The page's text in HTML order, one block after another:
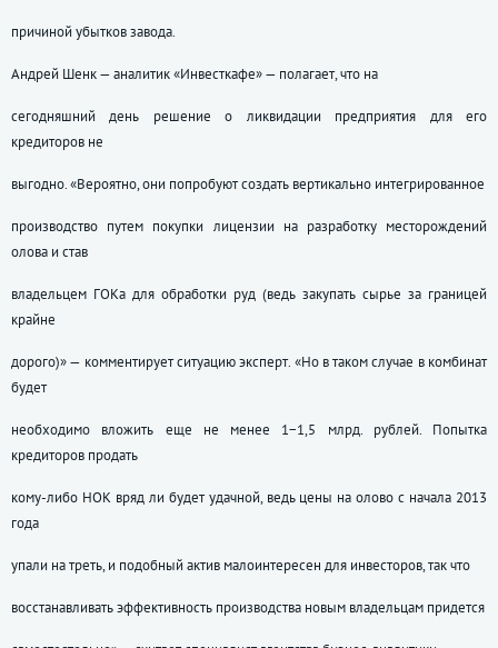
причиной убытков завода.
Андрей Шенк — аналитик «Инвесткафе» — полагает, что на
сегодняшний день решение о ликвидации предприятия для его
кредиторов не
выгодно. «Вероятно, они попробуют создать вертикально интегрированное
производство путем покупки лицензии на разработку месторождений
олова и став
владельцем ГОКа для обработки руд (ведь закупать сырье за границей
крайне
дорого)» — комментирует ситуацию эксперт. «Но в таком случае в комбинат
будет
необходимо вложить еще не менее 1−1,5 млрд. рублей. Попытка
кредиторов продать
кому-либо НОК вряд ли будет удачной, ведь цены на олово с начала 2013
года
упали на треть, и подобный актив малоинтересен для инвесторов, так что
восстанавливать эффективность производства новым владельцам придется